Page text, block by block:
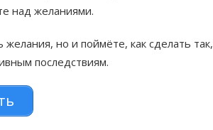
над желаниями.
но и поймёте, как сделать так,
последствиям.